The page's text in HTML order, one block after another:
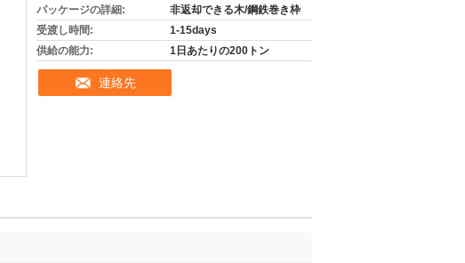
パッケージの詳細:
非返却できる木/鋼鉄巻き枠
受渡し時間:
1-15days
供給の能力:
1日あたりの200トン
連絡先